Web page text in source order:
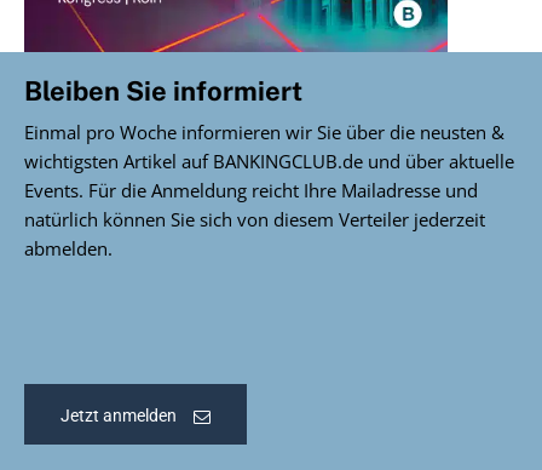
Bleiben Sie informiert
Einmal pro Woche informieren wir Sie über die neusten &
wichtigsten Artikel auf BANKINGCLUB.de und über aktuelle
Events. Für die Anmeldung reicht Ihre Mailadresse und
natürlich können Sie sich von diesem Verteiler jederzeit
abmelden.
Jetzt anmelden